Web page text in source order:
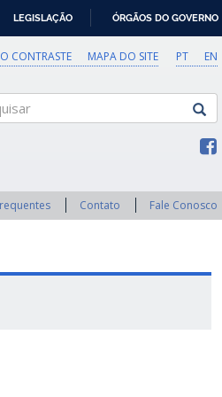
LEGISLAÇÃO ÓRGÃOS DO GOVERNO
PT EN
CONTRASTE MAPA DO SITE
Contato Fale Conosco